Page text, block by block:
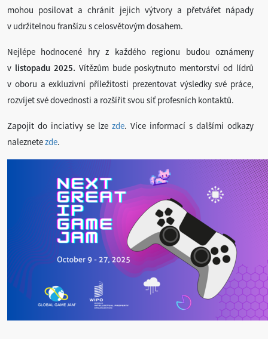
mohou posilovat a chránit jejich výtvory a přetvářet nápady
v udržitelnou franšízu s celosvětovým dosahem.
Nejlépe hodnocené hry z každého regionu budou oznámeny
v listopadu 2025. Vítězům bude poskytnuto mentorství od lídrů
v oboru a exkluzivní příležitosti prezentovat výsledky své práce,
rozvíjet své dovednosti a rozšířit svou síť profesních kontaktů.
Zapojit do inciativy se lze zde. Více informací s dalšími odkazy
naleznetezde.